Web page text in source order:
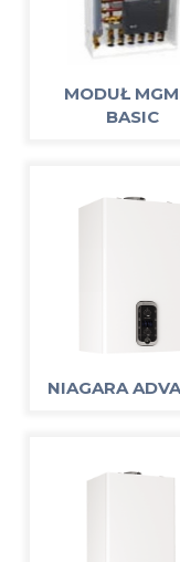
MODUŁ
BASIC
NIAGARA